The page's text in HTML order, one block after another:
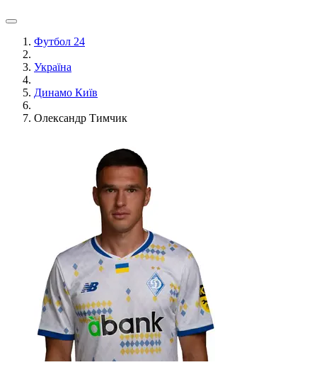
Футбол 24
Україна
Динамо Київ
Олександр Тимчик